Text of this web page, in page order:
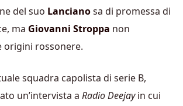
del suo Lancianosa di promessa di
ma Giovanni Stroppa non
origini rossonere.
squadra capolista di serie B,
un’intervista a Radio Deejayin cui